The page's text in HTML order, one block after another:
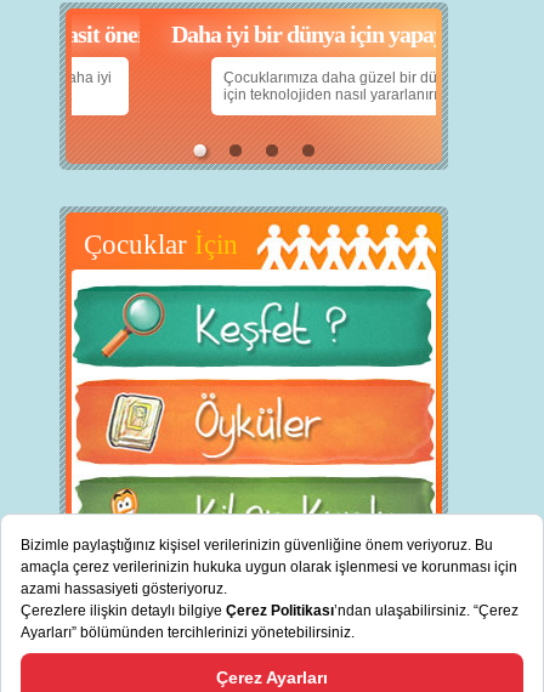
5 basit öneri
daha iyi
Daha iyi bir dünya için yapay zekâ
Çocuklarımıza daha güzel bir dünya bırakabilmek
için teknolojiden nasıl yararlanırız?
Çocuklar İçin